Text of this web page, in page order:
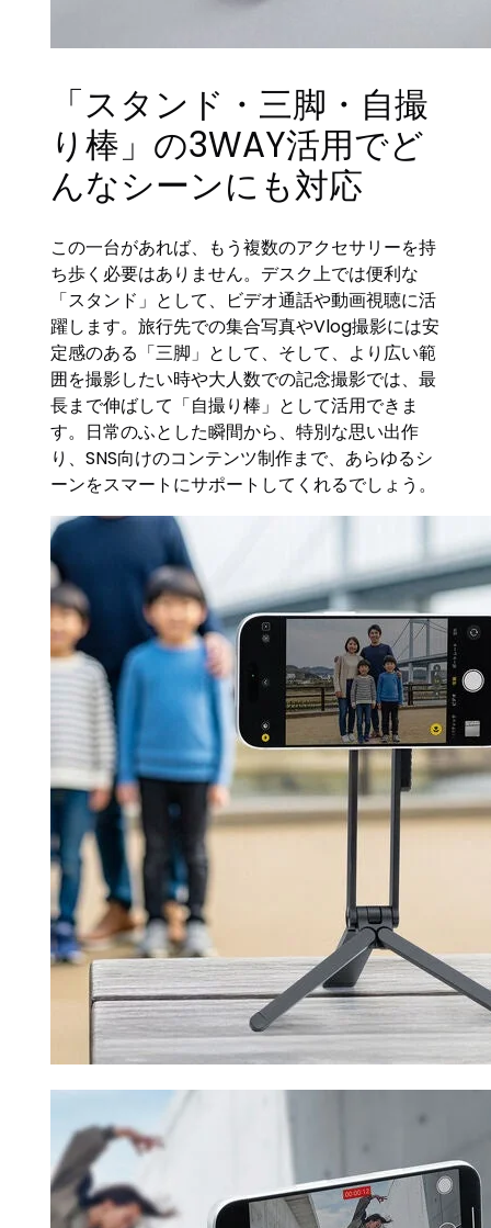
「スタンド・三脚・自撮
り棒」の3WAY活用でど
んなシーンにも対応
この一台があれば、もう複数のアクセサリーを持
ち歩く必要はありません。デスク上では便利な
「スタンド」として、ビデオ通話や動画視聴に活
躍します。旅行先での集合写真やVlog撮影には安
定感のある「三脚」として、そして、より広い範
囲を撮影したい時や大人数での記念撮影では、最
長まで伸ばして「自撮り棒」として活用できま
す。日常のふとした瞬間から、特別な思い出作
り、SNS向けのコンテンツ制作まで、あらゆるシ
ーンをスマートにサポートしてくれるでしょう。